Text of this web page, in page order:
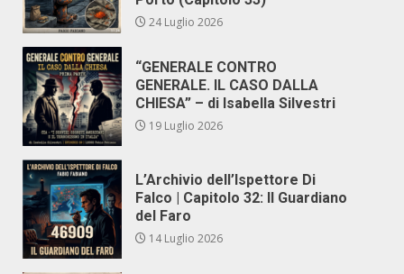
24 Luglio 2026
“GENERALE CONTRO
GENERALE. IL CASO DALLA
CHIESA” – di Isabella Silvestri
19 Luglio 2026
L’Archivio dell’Ispettore Di
Falco | Capitolo 32: Il Guardiano
del Faro
14 Luglio 2026